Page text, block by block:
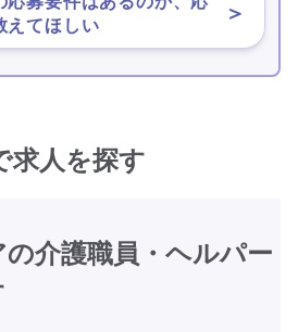
えてほしい
＞
求人を探す
介護職員・ヘルパー